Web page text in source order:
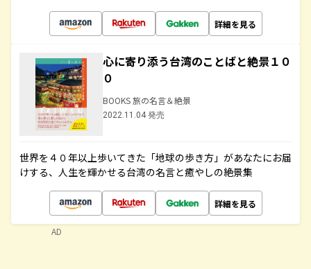
詳細を見る
心に寄り添う台湾のことばと絶景１０
０
BOOKS 旅の名言＆絶景
2022.11.04 発売
世界を４０年以上歩いてきた「地球の歩き方」があなたにお届
けする、人生を輝かせる台湾の名言と癒やしの絶景集
詳細を見る
AD